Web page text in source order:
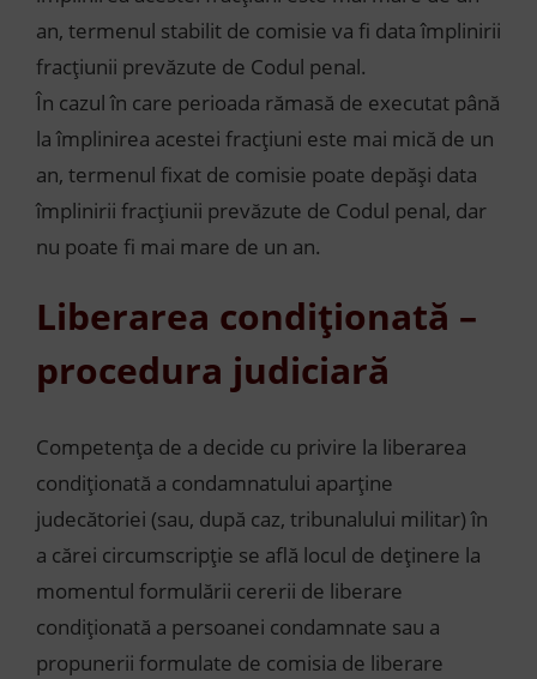
an, termenul stabilit de comisie va fi data împlinirii
fracțiunii prevăzute de Codul penal.
În cazul în care perioada rămasă de executat până
la împlinirea acestei fracțiuni este mai mică de un
an, termenul fixat de comisie poate depăși data
împlinirii fracțiunii prevăzute de Codul penal, dar
nu poate fi mai mare de un an.
Liberarea condiționată –
procedura judiciară
Competența de a decide cu privire la liberarea
condiționată a condamnatului aparține
judecătoriei (sau, după caz, tribunalului militar) în
a cărei circumscripție se află locul de deținere la
momentul formulării cererii de liberare
condiționată a persoanei condamnate sau a
propunerii formulate de comisia de liberare